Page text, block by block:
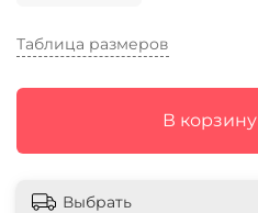
Таблица размеров
В корзину
Выбрать